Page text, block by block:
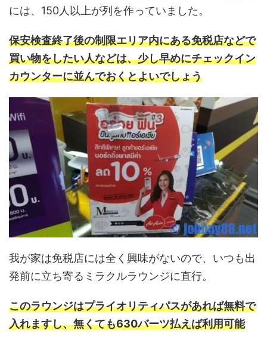
には、150人以上が列を作っていました。
保安検査終了後の制限エリア内にある免税店などで
買い物をしたい人などは、少し早めにチェックイン
カウンターに並んでおくとよいでしょう
我が家は免税店には全く興味がないので、いつも出
発前に立ち寄るミラクルラウンジに直行。
このラウンジはプライオリティパスがあれば無料で
入れますし、無くても630バーツ払えば利用可能